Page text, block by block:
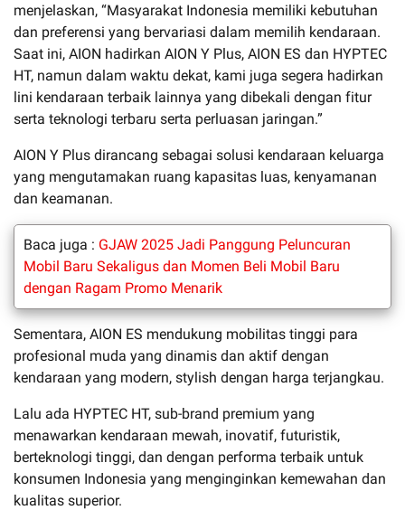
menjelaskan, “Masyarakat Indonesia memiliki kebutuhan
dan preferensi yang bervariasi dalam memilih kendaraan.
Saat ini, AION hadirkan AION Y Plus, AION ES dan HYPTEC
HT, namun dalam waktu dekat, kami juga segera hadirkan
lini kendaraan terbaik lainnya yang dibekali dengan fitur
serta teknologi terbaru serta perluasan jaringan.”
AION Y Plus dirancang sebagai solusi kendaraan keluarga
yang mengutamakan ruang kapasitas luas, kenyamanan
dan keamanan.
Baca juga : GJAW 2025 Jadi Panggung Peluncuran
Mobil Baru Sekaligus dan Momen Beli Mobil Baru
dengan Ragam Promo Menarik
Sementara, AION ES mendukung mobilitas tinggi para
profesional muda yang dinamis dan aktif dengan
kendaraan yang modern, stylish dengan harga terjangkau.
Lalu ada HYPTEC HT, sub-brand premium yang
menawarkan kendaraan mewah, inovatif, futuristik,
berteknologi tinggi, dan dengan performa terbaik untuk
konsumen Indonesia yang menginginkan kemewahan dan
kualitas superior.